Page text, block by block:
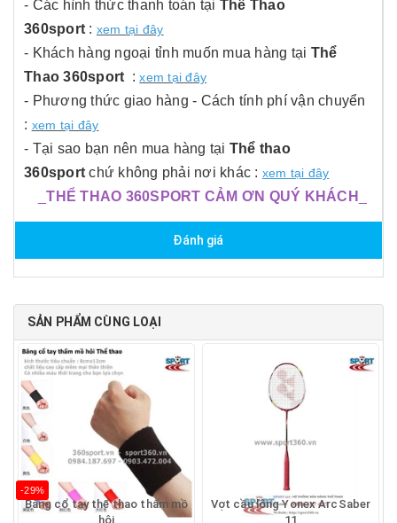
- Các hình thức thanh toán tại Thể Thao
360sport : xem tại đây
- Khách hàng ngoại tỉnh muốn mua hàng tại Thể
Thao 360sport :xem tại đây
- Phương thức giao hàng - Cách tính phí vận chuyển
: xem tại đây
- Tại sao bạn nên mua hàng tại Thể thao
360sport chứ không phải nơi khác : xem tại đây
_THỂ THAO 360SPORT CẢM ƠN QUÝ KHÁCH
Đánh giá
SẢN PHẨM CÙNG LOẠI
-29%
Băng cổ tay thể thao thấm mồ
hôi
Vợt cầu lông Yonex ArcSaber
11